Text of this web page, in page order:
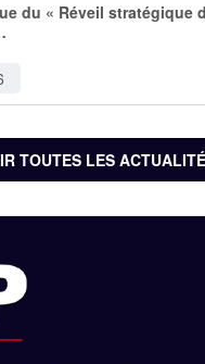
du « Réveil stratégique
TOUTES LES